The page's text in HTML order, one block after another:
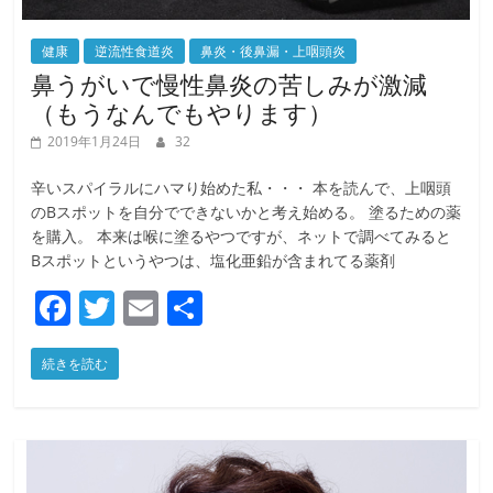
健康 逆流性食道炎 鼻炎・後鼻漏・上咽頭炎
鼻うがいで慢性鼻炎の苦しみが激減
（もうなんでもやります）
2019年1月24日 32
辛いスパイラルにハマり始めた私・・・ 本を読んで、上咽頭
のBスポットを自分でできないかと考え始める。 塗るための薬
を購入。 本来は喉に塗るやつですが、ネットで調べてみると
Bスポットというやつは、塩化亜鉛が含まれてる薬剤
F
a
c
b
T
w
itt
E
続きを読む